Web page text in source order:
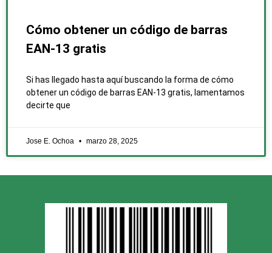
Cómo obtener un código de barras
EAN-13 gratis
Si has llegado hasta aquí buscando la forma de cómo
obtener un código de barras EAN-13 gratis, lamentamos
decirte que
Jose E. Ochoa marzo 28, 2025